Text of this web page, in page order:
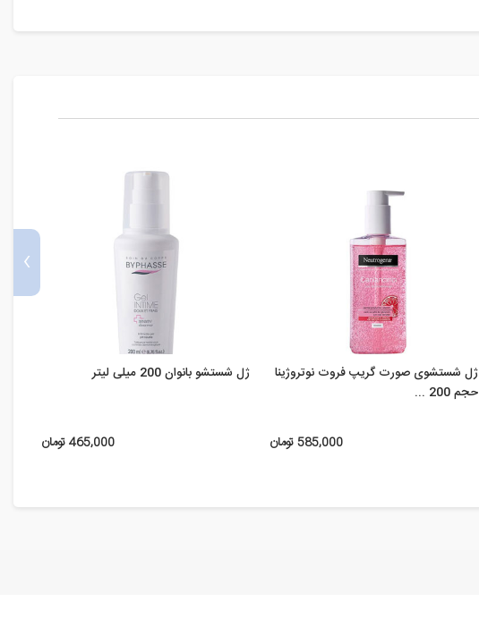
ژل شستشوی صورت گریپ فروت نوتروژینا
حجم 200 ...
585,000 تومان
ژل شستشو بانوان 200 میلی لیتر
465,000 تومان
›